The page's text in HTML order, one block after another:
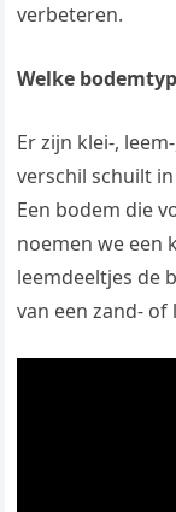
verbeteren.
Welke
Er zijn klei-,
verschil schuilt
Een bodem die
noemen we een
leemdeeltjes de
van een zand- of